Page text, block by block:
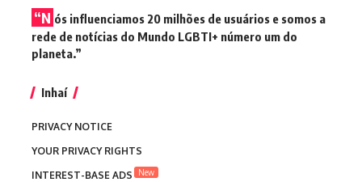
“N ós influenciamos 20 milhões de usuários e somos a
rede de notícias do Mundo LGBTI+ número um do
planeta.”
Inhaí
PRIVACY NOTICE
YOUR PRIVACY RIGHTS
INTEREST-BASE ADS
New